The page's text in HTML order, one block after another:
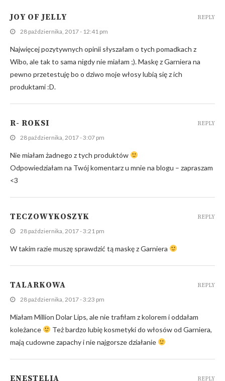
JOY OF JELLY
28 października, 2017 - 12:41 pm
Najwięcej pozytywnych opinii słyszałam o tych pomadkach z
Wibo, ale tak to sama nigdy nie miałam ;). Maskę z Garniera na
pewno przetestuję bo o dziwo moje włosy lubią się z ich
produktami :D.
REPLY
R- ROKSI
28 października, 2017 - 3:07 pm
Nie miałam żadnego z tych produktów
Odpowiedziałam na Twój komentarz u mnie na blogu – zapraszam
<3
REPLY
TECZOWYKOSZYK
28 października, 2017 - 3:21 pm
W takim razie muszę sprawdzić tą maskę z Garniera
REPLY
TALARKOWA
28 października, 2017 - 3:23 pm
Miałam Million Dolar Lips, ale nie trafiłam z kolorem i oddałam
koleżance
Też bardzo lubię kosmetyki do włosów od Garniera,
mają cudowne zapachy i nie najgorsze działanie
REPLY
ENESTELIA REPLY